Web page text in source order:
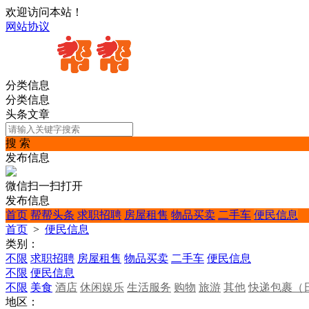
欢迎访问本站！
网站协议
分类信息
分类信息
头条文章
搜 索
发布信息
微信扫一扫打开
发布信息
首页 帮帮头条 求职招聘 房屋租售 物品买卖 二手车 便民信息
首页 > 便民信息
类别：
不限 求职招聘 房屋租售 物品买卖 二手车 便民信息
不限 便民信息
不限 美食 酒店 休闲娱乐 生活服务 购物 旅游 其他 快递包裹（
地区：